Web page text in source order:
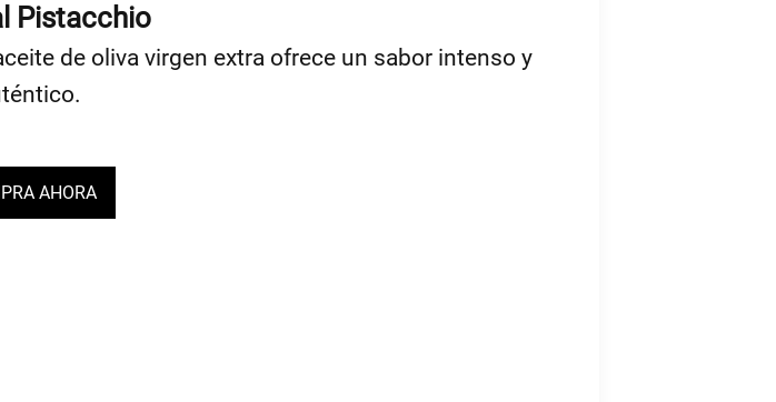
Pistacchio
de oliva virgen extra ofrece un sabor intenso y
AHORA